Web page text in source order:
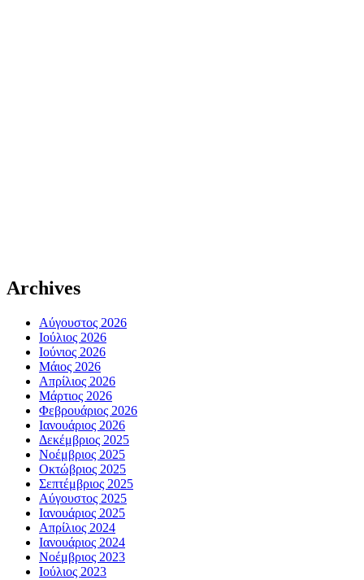
Archives
Αύγουστος 2026
Ιούλιος 2026
Ιούνιος 2026
Μάιος 2026
Απρίλιος 2026
Μάρτιος 2026
Φεβρουάριος 2026
Ιανουάριος 2026
Δεκέμβριος 2025
Νοέμβριος 2025
Οκτώβριος 2025
Σεπτέμβριος 2025
Αύγουστος 2025
Ιανουάριος 2025
Απρίλιος 2024
Ιανουάριος 2024
Νοέμβριος 2023
Ιούλιος 2023